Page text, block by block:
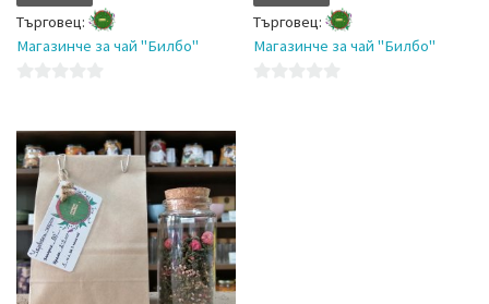
Търговец:
Магазинче за чай "Билбо"
u
t
o
f
Търговец:
Магазинче за чай "Билбо"